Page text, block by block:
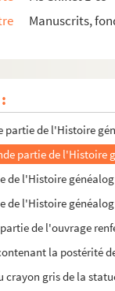
Manuscrits,
Les grands demeslez
traicté faict à Madrid,
et postérité
partie de l'Histoire
partie de
de l'Histoire
de l'Histoire
de l'ouvrage
la postérité
crayon gris de la